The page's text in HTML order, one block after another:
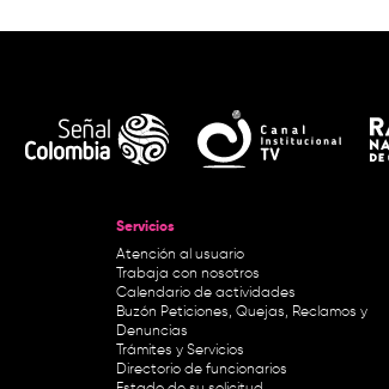
Servicios
Atención al usuario
Trabaja con nosotros
Calendario de actividades
Buzón Peticiones, Quejas, Reclamos y
Denuncias
Trámites y Servicios
Directorio de funcionarios